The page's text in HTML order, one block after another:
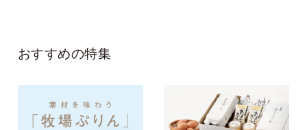
おすすめの特集